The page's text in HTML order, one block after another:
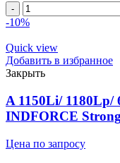
Ремень
клиновой
340433152/
833867M1
INDFORCE
quantity
-10%
Quick view
Добавить в избранное
Закрыть
A 1150Li/ 1180Lp/
INDFORCE
Цена по запросу